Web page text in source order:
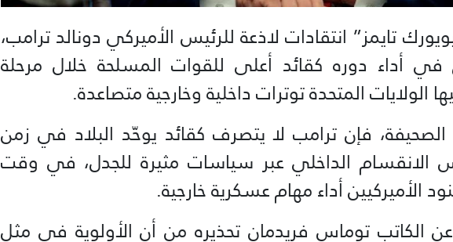
تايمز” انتقادات لاذعة للرئيس الأميركي دونالد ترامب،
في أداء دوره كقائد أعلى للقوات المسلحة خلال مرحلة
المتحدة توترات داخلية وخارجية متصاعدة.
فإن ترامب لا يتصرف كقائد يوحّد البلاد في زمن
الانقسام الداخلي عبر سياسات مثيرة للجدل، في وقت
الأميركيين أداء مهام عسكرية خارجية.
الكاتب توماس فريدمان تحذيره من أن الأولوية في مثل